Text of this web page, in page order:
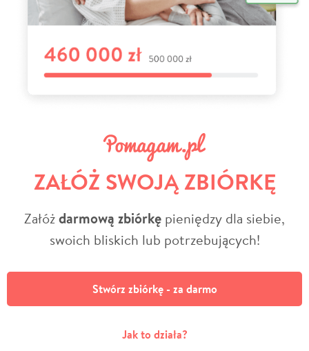
ZAŁÓŻ SWOJĄ ZBIÓRKĘ
Załóżdarmową zbiórkę pieniędzy dla siebie,
swoich bliskich lub potrzebujących!
Stwórz zbiórkę - za darmo
Jak to działa?